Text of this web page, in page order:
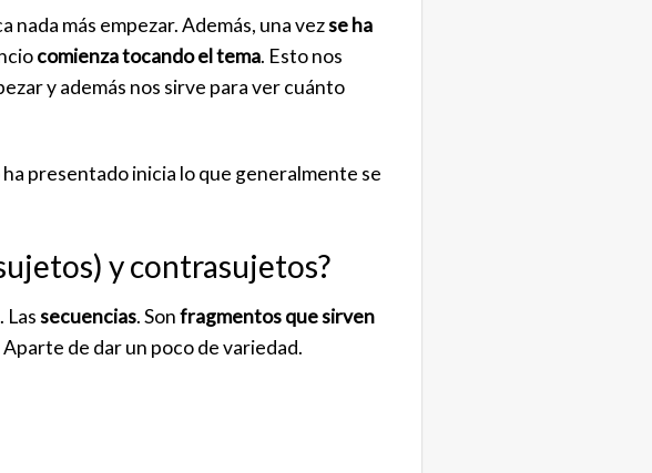
nada más empezar. Además, una vezse ha
comienza tocando el tema. Esto nos
y además nos sirve para ver cuánto
presentado inicia lo que generalmente se
y contrasujetos?
Lassecuencias. Sonfragmentos que sirven
de dar un poco de variedad.